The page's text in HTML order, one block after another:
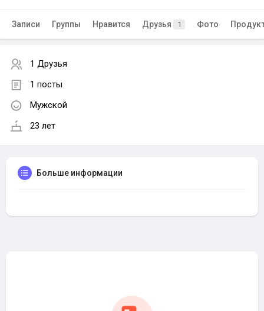
Записи Группы Нравится Друзья 1 Фото
1 Друзья
1 посты
Мужской
23 лет
Больше информации